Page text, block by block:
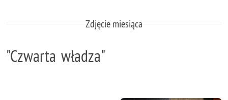
Zdjęcie miesiąca
"Czwarta władza"